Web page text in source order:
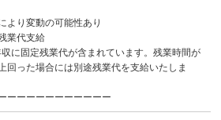
より変動の可能性あり
業代支給
収に固定残業代が含まれています。残業時間が
回った場合には別途残業代を支給いたしま
ーーーーーーーーーーー